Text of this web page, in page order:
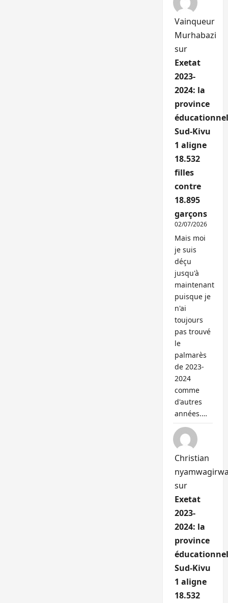
Vainqueur
Murhabazi
sur
Exetat
2023-
2024: la
province
Sud-Kivu
1 aligne
18.532
filles
contre
18.895
garçons
02/07/2026
Mais moi
je suis
déçu
jusqu'à
maintenant
puisque je
n'ai
toujours
pas trouvé
le
palmarès
de 2023-
2024
comme
d'autres
années.…
Christian
sur
Exetat
2023-
2024: la
province
Sud-Kivu
1 aligne
18.532